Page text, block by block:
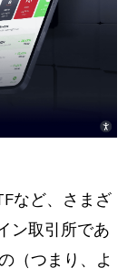
など、さまざ
ン取引所であ
（つまり、よ